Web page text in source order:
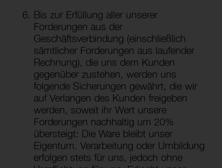
Bis zur Erfüllung aller unserer
Forderungen aus der
Geschäftsverbindung (einschließlich
sämtlicher Forderungen aus laufender
Rechnung), die uns dem Kunden
gegenüber zustehen, werden uns
folgende Sicherungen gewährt, die wir
auf Verlangen des Kunden freigeben
werden, soweit ihr Wert unsere
Forderungen nachhaltig um 20%
übersteigt: Die Ware bleibt unser
Eigentum. Verarbeitung oder Umbildung
erfolgen stets für uns, jedoch ohne